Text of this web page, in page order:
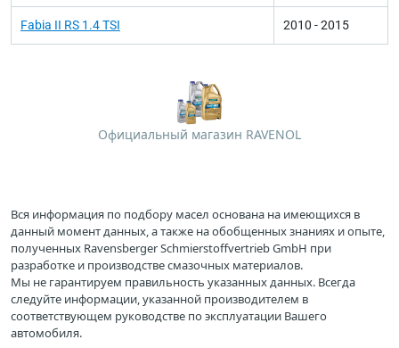
Fabia II RS 1.4 TSI 2010 - 2015
Официальный магазин RAVENOL
Вся информация по подбору масел основана на имеющихся в
данный момент данных, а также на обобщенных знаниях и опыте,
полученных Ravensberger Schmierstoffvertrieb GmbH при
разработке и производстве смазочных материалов.
Мы не гарантируем правильность указанных данных. Всегда
следуйте информации, указанной производителем в
соответствующем руководстве по эксплуатации Вашего
автомобиля.